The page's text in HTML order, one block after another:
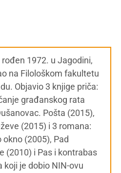
rođen 1972. u Jagodini,
na Filološkom fakultetu
Objavio 3 knjige priča:
građanskog rata
Pošta (2015),
(2015) i 3 romana:
okno (2005), Pad
(2010) i Pas i kontrabas
koji je dobio NIN-ovu